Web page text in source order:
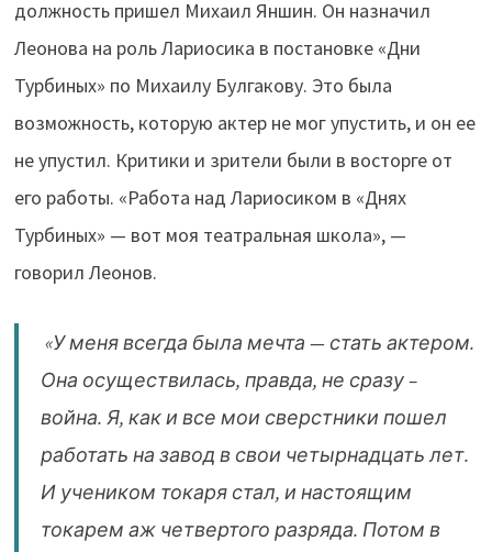
должность пришел Михаил Яншин. Он назначил
Леонова на роль Лариосика в постановке «Дни
Турбиных» по Михаилу Булгакову. Это была
возможность, которую актер не мог упустить, и он ее
не упустил. Критики и зрители были в восторге от
его работы. «Работа над Лариосиком в «Днях
Турбиных» — вот моя театральная школа», —
говорил Леонов.
«У меня всегда была мечта — стать актером.
Она осуществилась, правда, не сразу –
война. Я, как и все мои сверстники пошел
работать на завод в свои четырнадцать лет.
И учеником токаря стал, и настоящим
токарем аж четвертого разряда. Потом в